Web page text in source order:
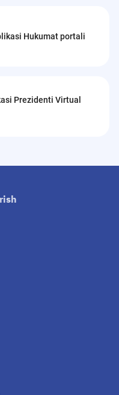
Hukumat portali
Prezidenti Virtual